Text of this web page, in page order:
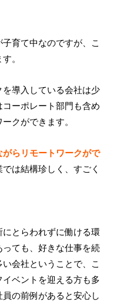
育て中なのですが、こ
。
導入している会社は少
ーポレート部門も含め
クができます。
らリモートワークがで
は結構珍しく、すごく
とらわれずに働ける環
ても、好きな仕事を続
会社ということで、こ
ベントを迎える方も多
の前例があると安心し